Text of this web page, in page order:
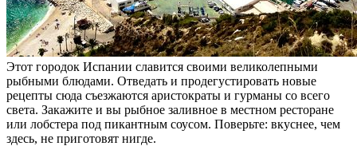
Этот городок Испании славится своими великолепными
рыбными блюдами. Отведать и продегустировать новые
рецепты сюда съезжаются аристократы и гурманы со всего
света. Закажите и вы рыбное заливное в местном ресторане
или лобстера под пикантным соусом. Поверьте: вкуснее, чем
здесь, не приготовят нигде.